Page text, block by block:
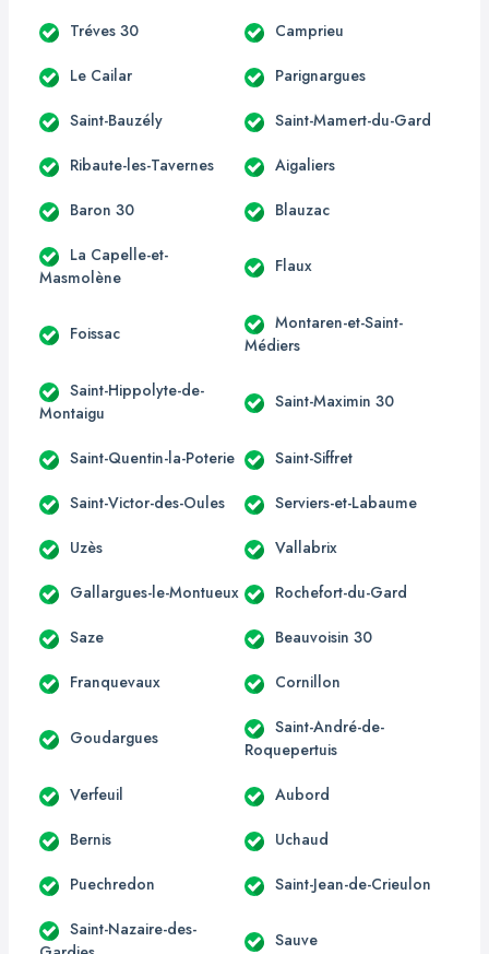
Tréves 30 Camprieu
Le Cailar Parignargues
Saint-Bauzély Saint-Mamert-du-Gard
Ribaute-les-Tavernes Aigaliers
Baron 30 Blauzac
La Capelle-et-
Masmolène
Flaux
Foissac
Montaren-et-Saint-
Médiers
Saint-Hippolyte-de-
Montaigu
Saint-Maximin 30
Saint-Quentin-la-Poterie Saint-Siffret
Saint-Victor-des-Oules Serviers-et-Labaume
Uzès Vallabrix
Gallargues-le-Montueux Rochefort-du-Gard
Saze Beauvoisin 30
Franquevaux Cornillon
Goudargues
Saint-André-de-
Roquepertuis
Verfeuil Aubord
Bernis Uchaud
Puechredon Saint-Jean-de-Crieulon
Saint-Nazaire-des-
Sauve